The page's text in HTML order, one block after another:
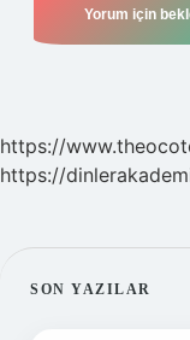
https://
https://
SON YAZILAR